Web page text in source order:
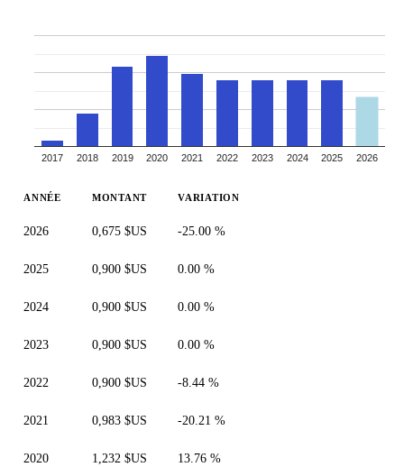
2017 2018 2019 2020 2021 2022 2023 2024 2025 2026
ANNÉE MONTANT VARIATION
2026 0,675 $US -25.00 %
2025 0,900 $US 0.00 %
2024 0,900 $US 0.00 %
2023 0,900 $US 0.00 %
2022 0,900 $US -8.44 %
2021 0,983 $US -20.21 %
2020 1,232 $US 13.76 %